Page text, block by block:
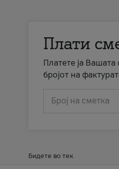
Плати
Платете ја
бројот на
Број на сметка
Бидете во тек